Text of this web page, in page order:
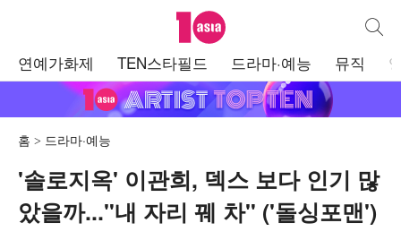
텐아시아 통합
연예가화제 TEN스타필드 드라마·예능 뮤직
홈 드라마·예능
'솔로지옥' 이관희, 덱스 보다 인기 많
았을까..."내 자리 꿰 차" ('돌싱포맨')